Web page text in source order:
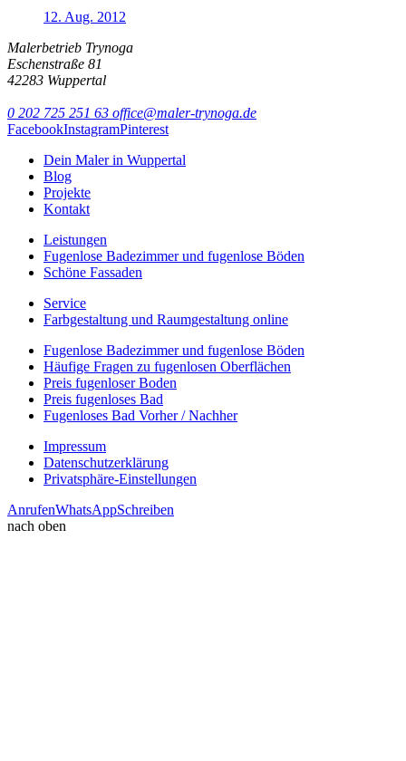
12. Aug. 2012
Malerbetrieb Trynoga
Eschenstraße 81
42283 Wuppertal
0 202 725 251 63 office@maler-trynoga.de
FacebookInstagramPinterest
Dein Maler in Wuppertal
Blog
Projekte
Kontakt
Leistungen
Fugenlose Badezimmer und fugenlose Böden
Schöne Fassaden
Service
Farbgestaltung und Raumgestaltung online
Fugenlose Badezimmer und fugenlose Böden
Häufige Fragen zu fugenlosen Oberflächen
Preis fugenloser Boden
Preis fugenloses Bad
Fugenloses Bad Vorher / Nachher
Impressum
Datenschutzerklärung
Privatsphäre-Einstellungen
AnrufenWhatsAppSchreiben
nach oben